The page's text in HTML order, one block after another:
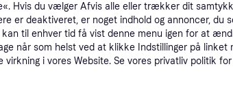
Hvis du vælger Afvis alle eller trækker dit
er deaktiveret, er noget indhold og annoncer, du
til enhver tid få vist denne menu igen for at
når som helst ved at klikke Indstillinger på linket
virkning i vores Website. Se vores privatliv politik